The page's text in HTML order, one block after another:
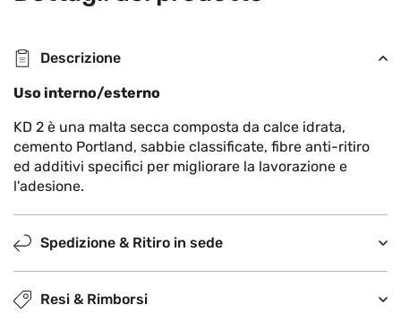
Descrizione
Uso interno/esterno
KD 2 è una malta secca composta da calce idrata,
cemento Portland, sabbie classificate, fibre anti-ritiro
ed additivi specifici per migliorare la lavorazione e
l'adesione.
Spedizione & Ritiro in sede
Resi & Rimborsi